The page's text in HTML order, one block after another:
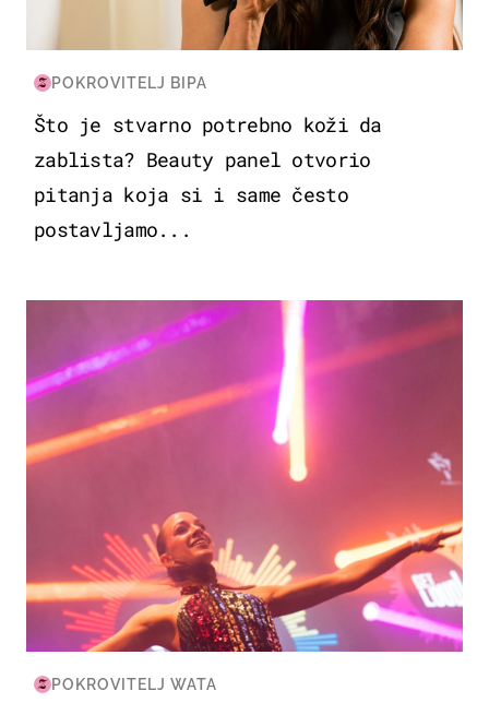
POKROVITELJ BIPA
Što je stvarno potrebno koži da
zablista? Beauty panel otvorio
pitanja koja si i same često
postavljamo...
KULTURA & ZABAVA
POKROVITELJ WATA